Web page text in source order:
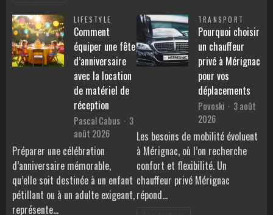
LIFESTYLE
Comment
équiper une fête
d’anniversaire
avec la location
de matériel de
réception
Pascal Cabus
3
août 2026
Préparer une célébration
d’anniversaire mémorable,
qu’elle soit destinée à un enfant
pétillant ou à un adulte exigeant,
représente…
TRANSPORT
Pourquoi choisir
un chauffeur
privé à Mérignac
pour vos
déplacements
Povoski
3 août
2026
Les besoins de mobilité évoluent
à Mérignac, où l’on recherche
confort et flexibilité. Un
chauffeur privé Mérignac
répond…